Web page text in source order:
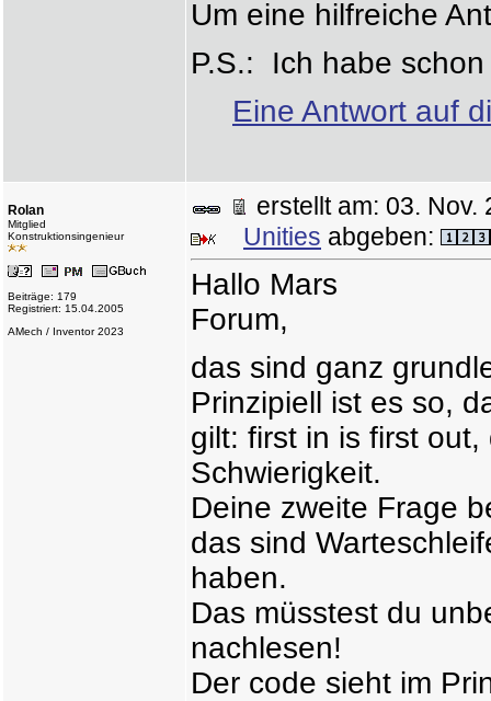
Um eine hilfreiche
P.S.: Ich habe
Eine Antwort auf
Rolan
Mitglied
Konstruktionsingenieur
Beiträge: 179
Registriert: 15.04.2005
AMech / Inventor 2023
erstellt am: 03.
Unities abgeben:
Hallo Mars
Forum,
das sind ganz
Prinzipiell ist es so,
gilt: first in is first
Schwierigkeit.
Deine zweite Frage
das sind
haben.
Das müsstest du
nachlesen!
Der code sieht im